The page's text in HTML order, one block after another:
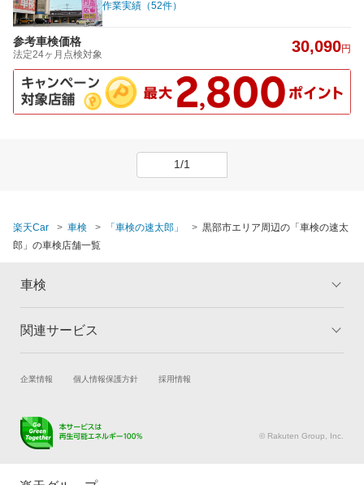
作業実績（52件）
参考車検価格
法定24ヶ月点検対象 30,090円
1/1
楽天Car 車検 「車検の速太郎」
黒部市エリア周辺の「車検の速太
郎」の車検店舗一覧
車検
トップ
車検の基礎知識 キャンペーン一覧
関連サービス
試乗・商談 新車購入
キズ修理予約
メンテナンス管理
企業情報 個人情報保護方針 採用情報
© Rakuten Group, Inc.